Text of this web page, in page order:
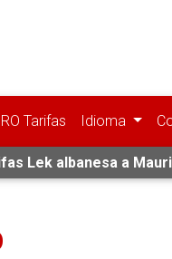
Tarifas Idioma
Lek albanesa a